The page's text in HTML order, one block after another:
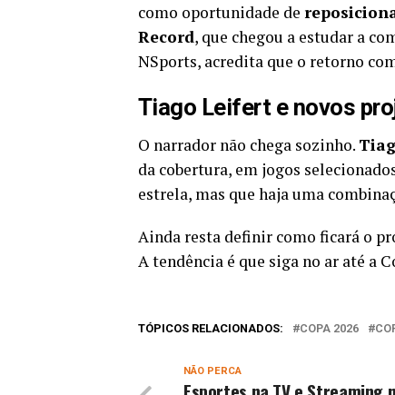
como oportunidade de
Record, que chegou a estudar a
NSports, acredita que o retorno
Tiago Leifert e novos
O narrador não chega sozinho.
da cobertura, em jogos
estrela, mas que haja uma
Ainda resta definir como ficará o
A tendência é que siga no ar até a
TÓPICOS RELACIONADOS: COPA 2026
NÃO PERCA